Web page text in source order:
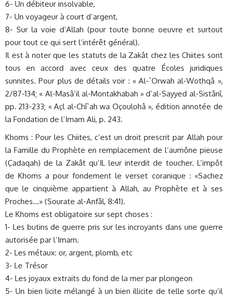
6- Un débiteur insolvable,
7- Un voyageur à court d’argent,
8- Sur la voie d’Allah (pour toute bonne oeuvre et surtout
pour tout ce qui sert l’intérêt général).
Il est à noter que les statuts de la Zakât chez les Chiites sont
tous en accord avec ceux des quatre Écoles juridiques
sunnites. Pour plus de détails voir : « Al-`Orwah al-Wothqâ »,
2/87-134; « Al-Masâ’il al-Montakhabah » d’al-Sayyed al-Sistânî,
pp. 213-233; « Açl al-Chî`ah wa Oçoulohâ », édition annotée de
la Fondation de l’Imam Ali, p. 243.
Khoms : Pour les Chiites, c’est un droit prescrit par Allah pour
la Famille du Prophète en remplacement de l’aumône pieuse
(Çadaqah) de la Zakât qu’IL leur interdit de toucher. L’impôt
de Khoms a pour fondement le verset coranique : «Sachez
que le cinquième appartient à Allah, au Prophète et à ses
Proches…» (Sourate al-Anfâl, 8:41).
Le Khoms est obligatoire sur sept choses :
1- Les butins de guerre pris sur les incroyants dans une guerre
autorisée par l’Imam.
2- Les métaux: or, argent, plomb, etc
3- Le Trésor
4- Les joyaux extraits du fond de la mer par plongeon
5- Un bien licite mélangé à un bien illicite de telle sorte qu’il